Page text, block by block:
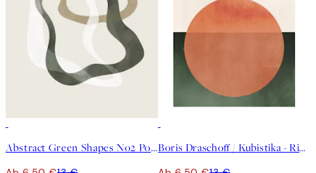
Abstract Green Shapes No2 Poster Boris Draschoff / Kubistika - Rising Poster